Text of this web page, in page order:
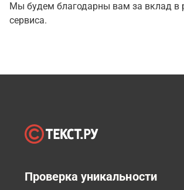
Мы будем благодарны вам за вклад в
сервиса.
Проверка уникальности